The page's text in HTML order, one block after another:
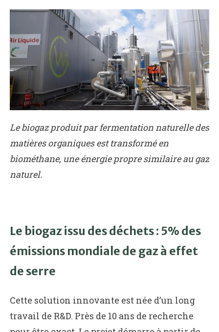
Le biogaz produit par fermentation naturelle des
matières organiques est transformé en
biométhane, une énergie propre similaire au gaz
naturel.
Le biogaz issu des déchets : 5% des
émissions mondiale de gaz à effet
de serre
Cette solution innovante est née d’un long
travail de R&D. Près de 10 ans de recherche